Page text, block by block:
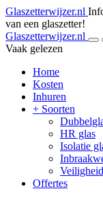
Glaszetterwijzer.nl
van een glaszetter!
Glaszetterwijzer.nl
Vaak gelezen
Home
Kosten
Inhuren
+ Soorten
HR glas
Isolatie
Offertes